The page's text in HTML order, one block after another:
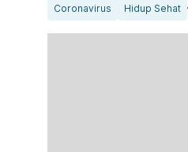
Coronavirus Hidup Sehat